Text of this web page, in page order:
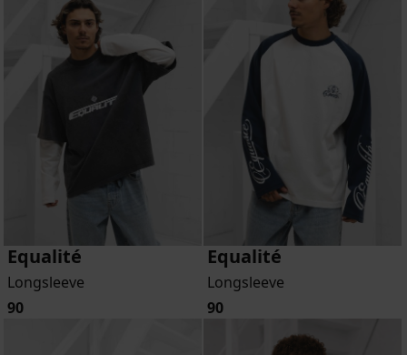
Equalité
Longsleeve
90
Equalité
Longsleeve
90